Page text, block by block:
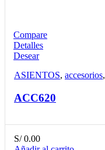
Compare
Detalles
Desear
ASIENTOS, accesorios,
ACC620
S/0.00